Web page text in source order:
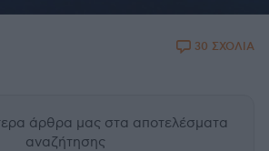
30 ΣΧΟΛΙΑ
άρθρα μας στα αποτελέσματα
αναζήτησης